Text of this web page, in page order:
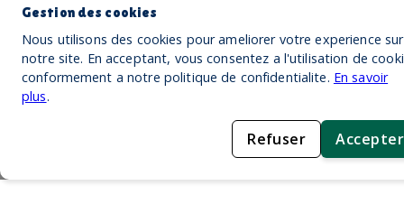
Gestion des cookies
Nous utilisons des cookies pour ameliorer votre experience sur
notre site. En acceptant, vous consentez a l'utilisation de
conformement a notre politique de confidentialite. En savoir
plus.
Refuser Accepter